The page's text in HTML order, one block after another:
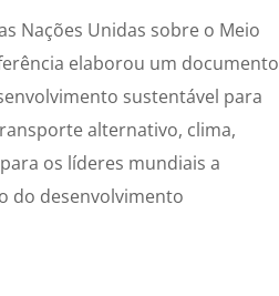
Nações Unidas sobre o Meio
elaborou um documento
sustentável para
alternativo, clima,
os líderes mundiais a
do desenvolvimento